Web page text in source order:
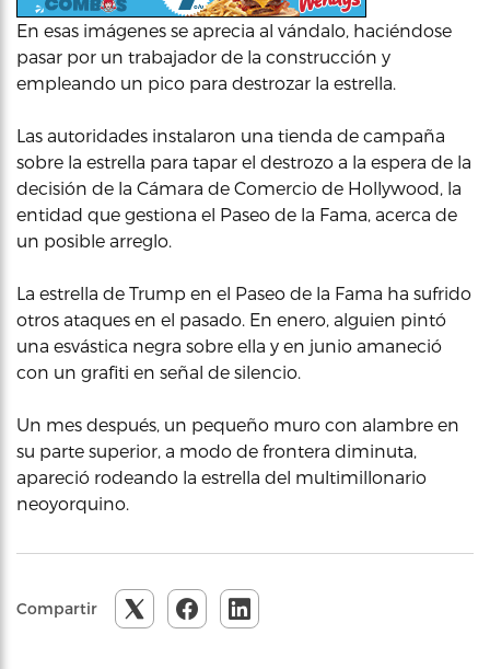
En esas imágenes se aprecia al vándalo, haciéndose
pasar por un trabajador de la construcción y
empleando un pico para destrozar la estrella.
Las autoridades instalaron una tienda de campaña
sobre la estrella para tapar el destrozo a la espera de la
decisión de la Cámara de Comercio de Hollywood, la
entidad que gestiona el Paseo de la Fama, acerca de
un posible arreglo.
La estrella de Trump en el Paseo de la Fama ha sufrido
otros ataques en el pasado. En enero, alguien pintó
una esvástica negra sobre ella y en junio amaneció
con un grafiti en señal de silencio.
Un mes después, un pequeño muro con alambre en
su parte superior, a modo de frontera diminuta,
apareció rodeando la estrella del multimillonario
neoyorquino.
Compartir